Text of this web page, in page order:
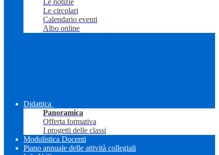
Le notizie
Le circolari
Calendario eventi
Albo online
Didattica
Panoramica
Offerta formativa
I progetti delle classi
Modulistica Docenti
Piano annuale delle attività collegiali